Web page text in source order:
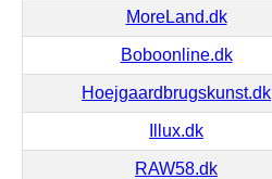
MoreLand.dk
Boboonline.dk
Hoejgaardbrugskunst.dk
Illux.dk
RAW58.dk